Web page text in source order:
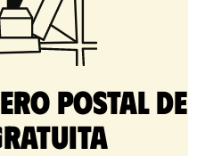
postal de